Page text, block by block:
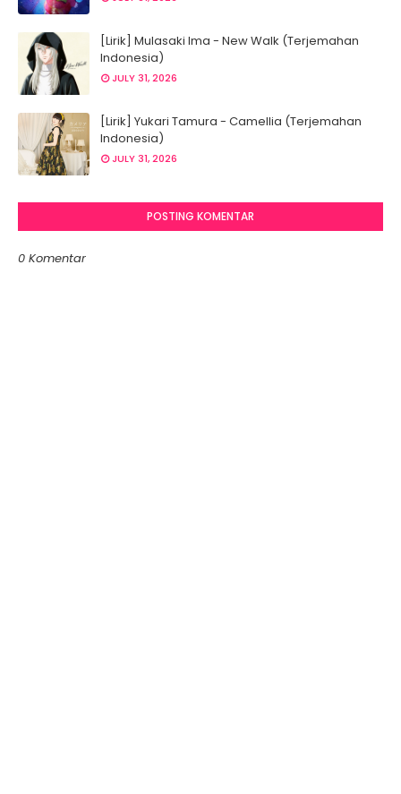
[Lirik] Mulasaki Ima - New Walk (Terjemahan
Indonesia)
JULY 31, 2026
[Lirik] Yukari Tamura - Camellia (Terjemahan
Indonesia)
JULY 31, 2026
POSTING KOMENTAR
0 Komentar